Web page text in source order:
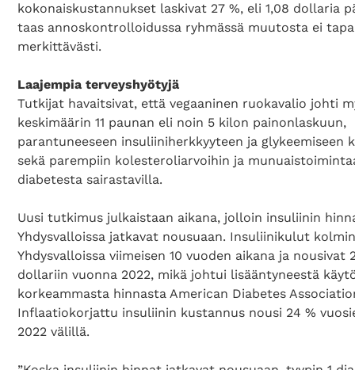
kokonaiskustannukset laskivat 27 %, eli 1,08 dollaria
taas annoskontrolloidussa ryhmässä muutosta ei
merkittävästi.
Laajempia terveyshyötyjä
Tutkijat havaitsivat, että vegaaninen ruokavalio johti
keskimäärin 11 paunan eli noin 5 kilon painonlaskuun,
parantuneeseen insuliiniherkkyyteen ja glykeemiseen
sekä parempiin kolesteroliarvoihin ja
diabetesta sairastavilla.
Uusi tutkimus julkaistaan aikana, jolloin insuliinin
Yhdysvalloissa jatkavat nousuaan. Insuliinikulut
Yhdysvalloissa viimeisen 10 vuoden aikana ja nousivat
dollariin vuonna 2022, mikä johtui lisääntyneestä
korkeammasta hinnasta American Diabetes
Inflaatiokorjattu insuliinin kustannus nousi 24 %
2022 välillä.